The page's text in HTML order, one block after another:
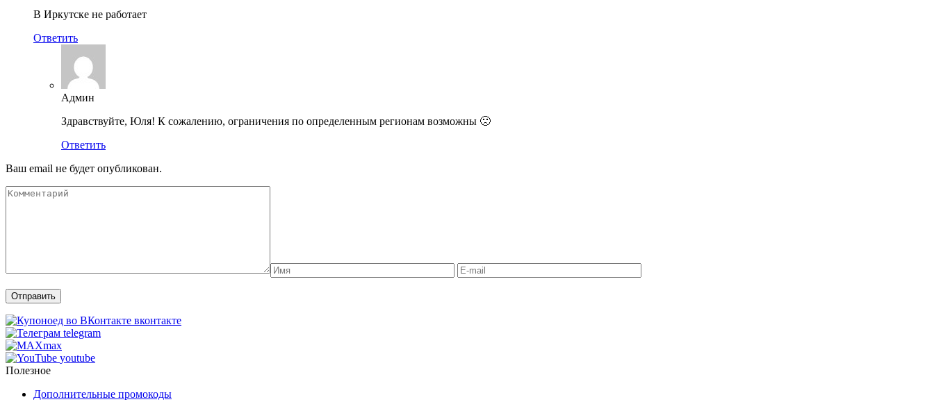
В Иркутске не работает
Ответить
Админ
Здравствуйте, Юля! К сожалению, ограничения по определенным регионам возможны 🙁
Ответить
Ваш email не будет опубликован.
вконтакте
telegram
max
youtube
Полезное
Дополнительные промокоды